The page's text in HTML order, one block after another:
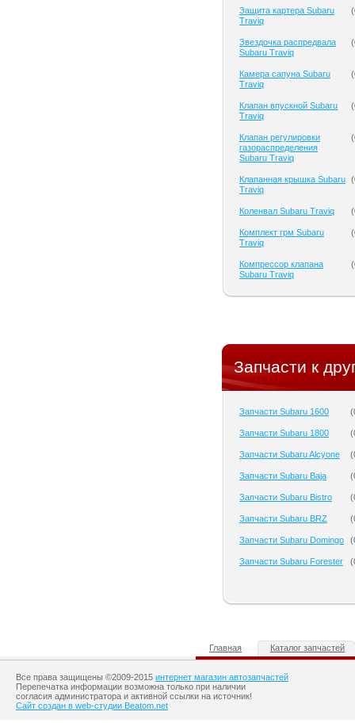
Защита картера Subaru
Traviq
(
Звездочка распредвала
Subaru Traviq
(
Камера сапуна Subaru
Traviq
(
Клапан впускной Subaru
Traviq
(
Клапан регулировки
газораспределения
Subaru Traviq
(
Клапанная крышка Subaru
Traviq
(
Коленвал Subaru Traviq (
Комплект грм Subaru
Traviq
(
Компрессор клапана
Subaru Traviq
(
Запчасти к
Запчасти Subaru 1600 (
Запчасти Subaru 1800 (
Запчасти Subaru Alcyone (
Запчасти Subaru Baja (
Запчасти Subaru Bistro (
Запчасти Subaru BRZ (
Запчасти Subaru Domingo (
Запчасти Subaru Forester (
Главная Каталог запчастей
Все права защищены ©2009-2015 интернет магазин автозапчастей
Перепечатка информации возможна только при наличии
согласия администратора и активной ссылки на источник!
Сайт создан в web-студии Beatom.net